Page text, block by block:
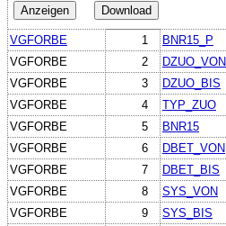
VGFORBE 1 BNR15_P
VGFORBE
2 DZUO_VON
VGFORBE
3 DZUO_BIS
VGFORBE
4 TYP_ZUO
VGFORBE
5 BNR15
VGFORBE
6 DBET_VON
VGFORBE
7 DBET_BIS
VGFORBE
8 SYS_VON
VGFORBE
9 SYS_BIS